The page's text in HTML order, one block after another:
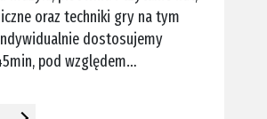
oraz techniki gry na tym
dostosujemy
pod względem…